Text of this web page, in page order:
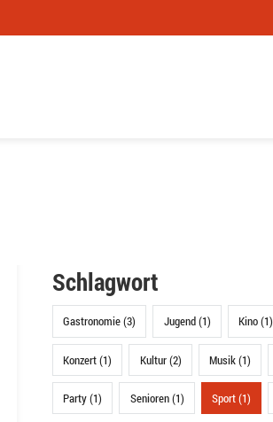
Schlagwort
Gastronomie (3) Jugend (1) Kino (1)
Konzert (1) Kultur (2) Musik (1)
Party (1) Senioren (1) Sport (1)